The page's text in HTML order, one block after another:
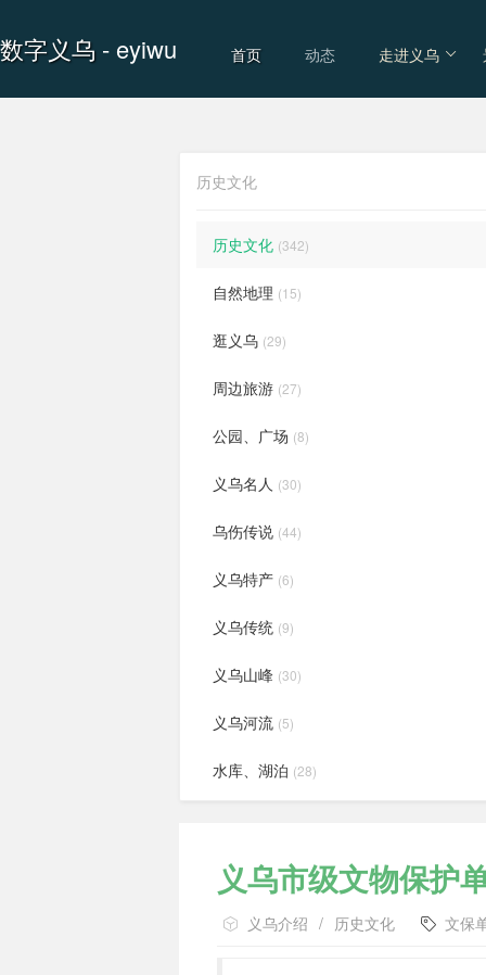
数字义乌 - eyiwu 首页 动态 走进义乌
历史文化
历史文化 (342)
自然地理 (15)
逛义乌 (29)
周边旅游 (27)
公园、广场 (8)
义乌名人 (30)
乌伤传说 (44)
义乌特产 (6)
义乌传统 (9)
义乌山峰 (30)
义乌河流 (5)
水库、湖泊 (28)
义乌市级文物保护
义乌介绍 / 历史文化 文保